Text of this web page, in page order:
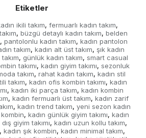
Etiketler
ikili takım, fermuarlı kadın takım,
, büzgü detaylı kadın takım, belden
, pantolonlu kadın takım, kadın pantolon
takım, kadın alt üst takım, şık kadın
, günlük kadın takım, smart casual
takımı, kadın giyim takımı, sezonluk
takım, rahat kadın takım, kadın stil
takım, kadın ofis kombin takımı, kadın
, kadın iki parça takım, kadın kombin
, kadın fermuarlı üst takım, kadın zarif
, kadın trend takım, yeni sezon kadın
, kadın günlük giyim takımı, kadın
giyim takımı, kadın uzun kollu takım,
, kadın şık kombin, kadın minimal takım,